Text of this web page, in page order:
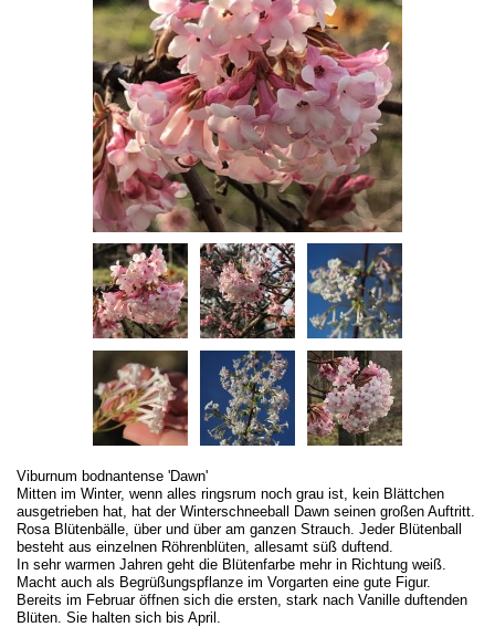
Viburnum bodnantense 'Dawn'
Mitten im Winter, wenn alles ringsrum noch grau ist, kein Blättchen
ausgetrieben hat, hat der Winterschneeball Dawn seinen großen Auftritt.
Rosa Blütenbälle, über und über am ganzen Strauch. Jeder Blütenball
besteht aus einzelnen Röhrenblüten, allesamt süß duftend.
In sehr warmen Jahren geht die Blütenfarbe mehr in Richtung weiß.
Macht auch als Begrüßungspflanze im Vorgarten eine gute Figur.
Bereits im Februar öffnen sich die ersten, stark nach Vanille duftenden
Blüten. Sie halten sich bis April.